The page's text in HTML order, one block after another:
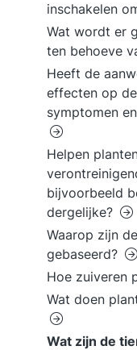
inschakelen
Wat wordt er
ten behoeve
Heeft de
effecten op
symptomen
Helpen
bijvoorbeeld
dergelijke?
Waarop zijn
gebaseerd?
Hoe zuiveren
Wat doen
Wat zijn de